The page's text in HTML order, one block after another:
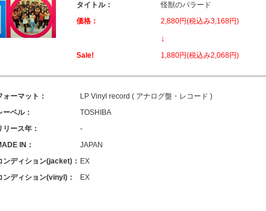
タイトル：
怪獣のバラード
価格：
2,880円(税込み3,168円)
↓
Sale! 1,880円(税込み2,068円)
ォーマット：
LP Vinyl record ( アナログ盤・レコード )
ーベル：
TOSHIBA
リース年：
-
IN：
JAPAN
ンディション(jacket)： EX
ンディション(vinyl)：
EX